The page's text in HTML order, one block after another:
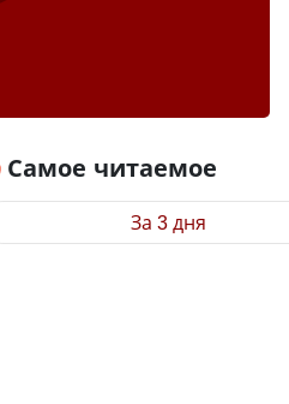
Самое читаемое
За 3 дня